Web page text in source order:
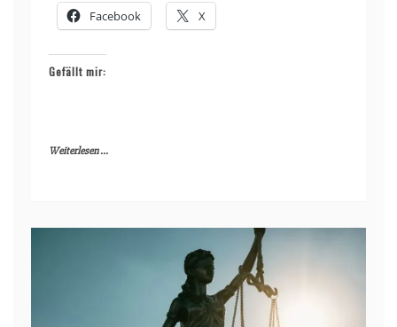
Facebook X
Gefällt mir:
Weiterlesen ...